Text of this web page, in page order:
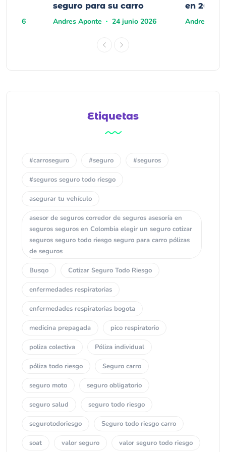
2026
seguro para su carro
Andres Aponte
24 junio 2026
en 2026?
Andres
Etiquetas
#carroseguro #seguro #seguros
#seguros seguro todo riesgo
asegurar tu vehículo
asesor de seguros corredor de seguros asesoría en
seguros seguros en Colombia elegir un seguro cotizar
seguros seguro todo riesgo seguro para carro pólizas
de seguros
Busqo Cotizar Seguro Todo Riesgo
enfermedades respiratorias
enfermedades respiratorias bogota
medicina prepagada pico respiratorio
poliza colectiva Póliza individual
póliza todo riesgo Seguro carro
seguro moto seguro obligatorio
seguro salud seguro todo riesgo
segurotodoriesgo Seguro todo riesgo carro
soat valor seguro valor seguro todo riesgo